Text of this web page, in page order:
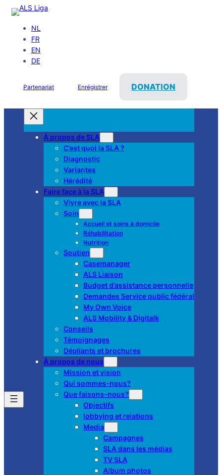
NL
FR
EN
DE
Partenariat Enrégistrer DONATION
À propos de SLA
C’est quoi la SLA ?
Diagnostic
Variantes
Hérédité
Faire face à la SLA
Vivre avec la SLA
Soin
Accueil et soins à domicile
Réhabilitation
Nutrition
Soutien
Casemanager
ALS Liaison
Budget d’assistance personnelle
Demandes Service public fédéral
My Own Voice
ALS Mobility & Digitalk
Conseils
Témoignages
Dépliants et brochures
À propos de nous
Mission et vision
Qui sommes-nous?
Que faisons-nous?
Objectifs
lobbying et relations
Media
Campagnes
SLA dans les médias
TV SLA
Album photos